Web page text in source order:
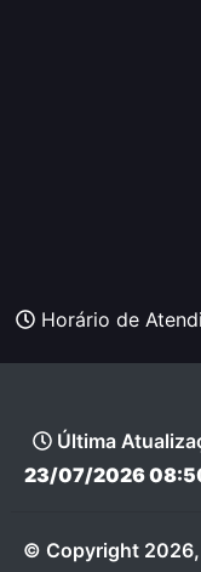
Horário de
Última
23/07/2026
© Copyright 2026,